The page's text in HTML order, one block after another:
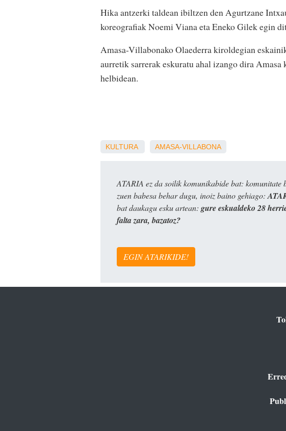
Hika antzerki taldean ibiltzen den Agurtzane
koreografiak Noemi Viana eta Eneko Gilek egin
Amasa-Villabonako Olaederra kiroldegian
aurretik sarrerak eskuratu ahal izango dira Amasa
helbidean.
KULTURA AMASA-VILLABONA
ATARIA ez da soilik komunikabide bat: komunitate
zuen babesa behar dugu, inoiz baino gehiago:
bat daukagu esku artean: gure eskualdeko 28
falta zara, bazatoz?
EGIN ATARIKIDE!